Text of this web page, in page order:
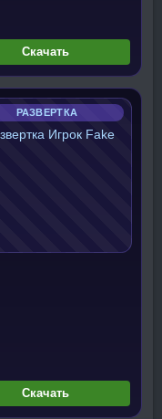
Скачать
РАЗВЕРТКА
Скачать